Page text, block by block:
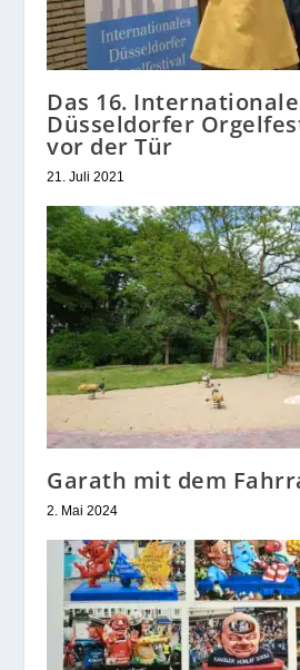
Das 16. Internationale
Düsseldorfer
vor der Tür
21. Juli 2021
Garath mit dem
2. Mai 2024